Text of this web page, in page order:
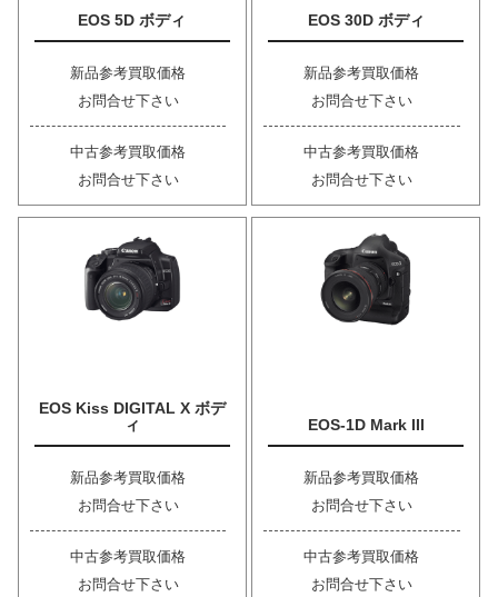
EOS 5D ボディ
新品参考買取価格
お問合せ下さい
中古参考買取価格
お問合せ下さい
EOS 30D ボディ
新品参考買取価格
お問合せ下さい
中古参考買取価格
お問合せ下さい
EOS Kiss DIGITAL X ボデ
ィ
新品参考買取価格
お問合せ下さい
中古参考買取価格
お問合せ下さい
EOS-1D Mark III
新品参考買取価格
お問合せ下さい
中古参考買取価格
お問合せ下さい